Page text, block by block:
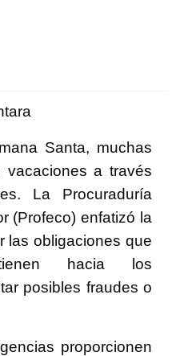
Santa, muchas
vacaciones a través
La Procuraduría
(Profeco) enfatizó la
las obligaciones que
hacia los
posibles fraudes o
proporcionen